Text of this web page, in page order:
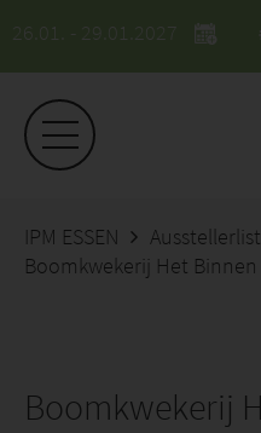
26.01. - 29.01.2027
IPM ESSEN
Boomkwekerij Het Binnen
Boomkwekerij